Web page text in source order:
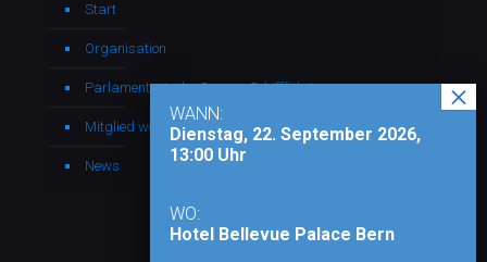
Start
Organisation
Parlamentarische Gruppe Schifffahrt
Mitglied werden
News
WANN:
Dienstag, 22. September 2026,
13:00 Uhr
WO:
Hotel Bellevue Palace Bern